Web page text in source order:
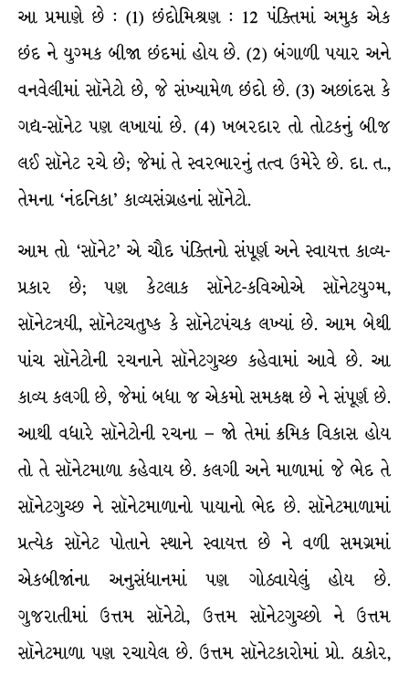
આ પ્રમાણે છે : (1) છંદોમિશ્રણ : 12 પંક્તિમાં અમુક એક
છંદ ને યુગ્મક બીજા છંદમાં હોય છે. (2) બંગાળી પયાર અને
વનવેલીમાં સૉનેટો છે, જે સંખ્યામેળ છંદો છે. (3) અછાંદસ કે
ગદ્ય-સૉનેટ પણ લખાયાં છે. (4) ખબરદાર તો તોટકનું બીજ
લઈ સૉનેટ રચે છે; જેમાં તે સ્વરભારનું તત્વ ઉમેરે છે. દા. ત.,
તેમના ‘નંદનિકા’ કાવ્યસંગ્રહનાં સૉનેટો.
આમ તો ‘સૉનેટ’ એ ચૌદ પંક્તિનો સંપૂર્ણ અને સ્વાયત્ત કાવ્ય-
પ્રકાર છે; પણ કેટલાક સૉનેટ-કવિઓએ સૉનેટયુગ્મ,
સૉનેટત્રયી, સૉનેટચતુષ્ક કે સૉનેટપંચક લખ્યાં છે. આમ બેથી
પાંચ સૉનેટોની રચનાને સૉનેટગુચ્છ કહેવામાં આવે છે. આ
કાવ્ય કલગી છે, જેમાં બધા જ એકમો સમકક્ષ છે ને સંપૂર્ણ છે.
આથી વધારે સૉનેટોની રચના – જો તેમાં ક્રમિક વિકાસ હોય
તો તે સૉનેટમાળા કહેવાય છે. કલગી અને માળામાં જે ભેદ તે
સૉનેટગુચ્છ ને સૉનેટમાળાનો પાયાનો ભેદ છે. સૉનેટમાળામાં
પ્રત્યેક સૉનેટ પોતાને સ્થાને સ્વાયત્ત છે ને વળી સમગ્રમાં
એકબીજાંના અનુસંધાનમાં પણ ગોઠવાયેલું હોય છે.
ગુજરાતીમાં ઉત્તમ સૉનેટો, ઉત્તમ સૉનેટગુચ્છો ને ઉત્તમ
સૉનેટમાળા પણ રચાયેલ છે. ઉત્તમ સૉનેટકારોમાં પ્રો. ઠાકોર,